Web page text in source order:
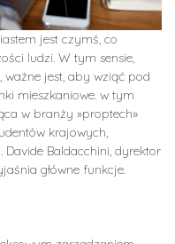
jest czymś, co
ludzi. W tym sensie,
jest, aby wziąć pod
mieszkaniowe. w tym
w branży »proptech»
krajowych,
Baldacchini, dyrektor
główne funkcje.